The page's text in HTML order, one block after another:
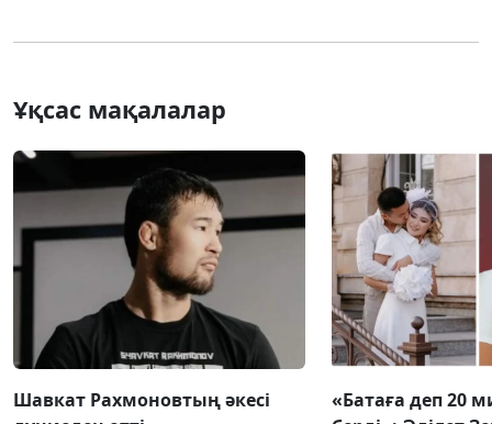
Ұқсас мақалалар
Шавкат Рахмоновтың әкесі
«Батаға деп 20